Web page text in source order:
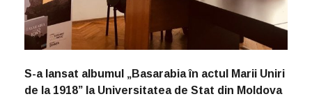
S-a lansat albumul „Basarabia în actul Marii Uniri
de la 1918” la Universitatea de Stat din Moldova